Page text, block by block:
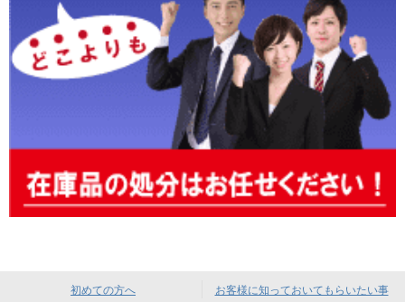
初めての方へ お客様に知っておいてもらいたい事